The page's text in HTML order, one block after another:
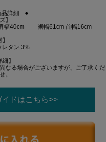
品詳細 ●
】
幅40cm 裾幅61cm 首幅16cm
レタン 3%
細】
なる場合がございますが、ご了承くだ
。
ドはこちら>>